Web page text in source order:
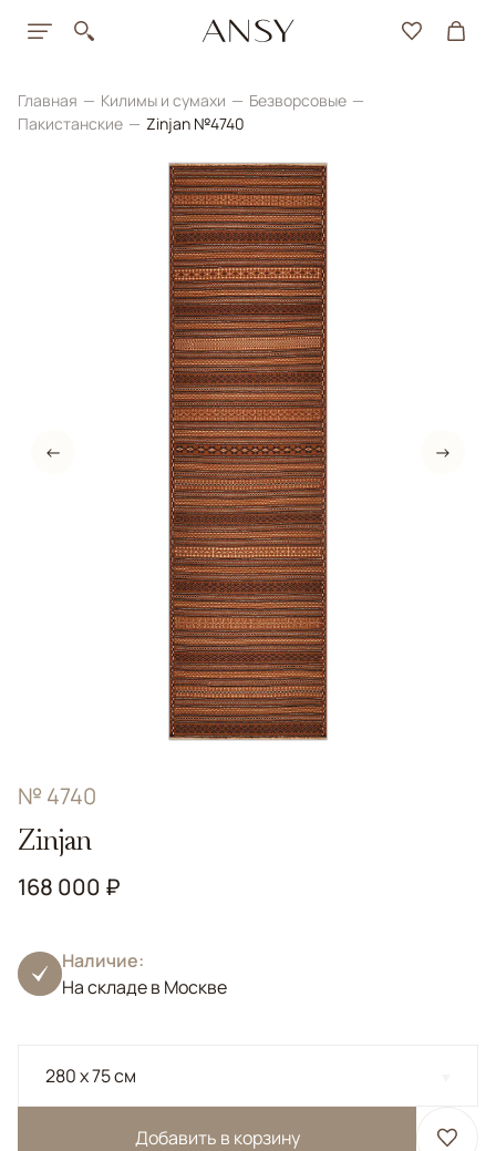
Главная Килимы и сумахи
Безворсовые
Пакистанские
Zinjan №4740
← →
№ 4740
Zinjan
168 000 ₽
Наличие:
На складе в Москве
280 x 75 см
Добавить в корзину